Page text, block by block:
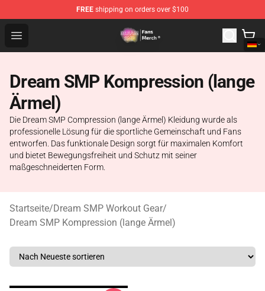
FREE shipping on orders over $100
Open menu
Dream SMP Store - Official Dream SMP Merchandise
Dream SMP Kompression (lange
Ärmel)
Die Dream SMP Compression (lange Ärmel) Kleidung wurde als
professionelle Lösung für die sportliche Gemeinschaft und Fans
entworfen. Das funktionale Design sorgt für maximalen Komfort
und bietet Bewegungsfreiheit und Schutz mit seiner
maßgeschneiderten Form.
Startseite/Dream SMP Workout Gear/
Dream SMP Kompression (lange Ärmel)